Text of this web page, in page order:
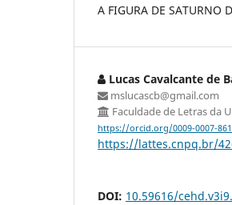
A FIGURA DE SATURNO
Lucas Cavalcante de
mslucascb@gmail.com
Faculdade de Letras da
https://orcid.org/0009-0007-
https://lattes.cnpq.br/
DOI: 10.59616/